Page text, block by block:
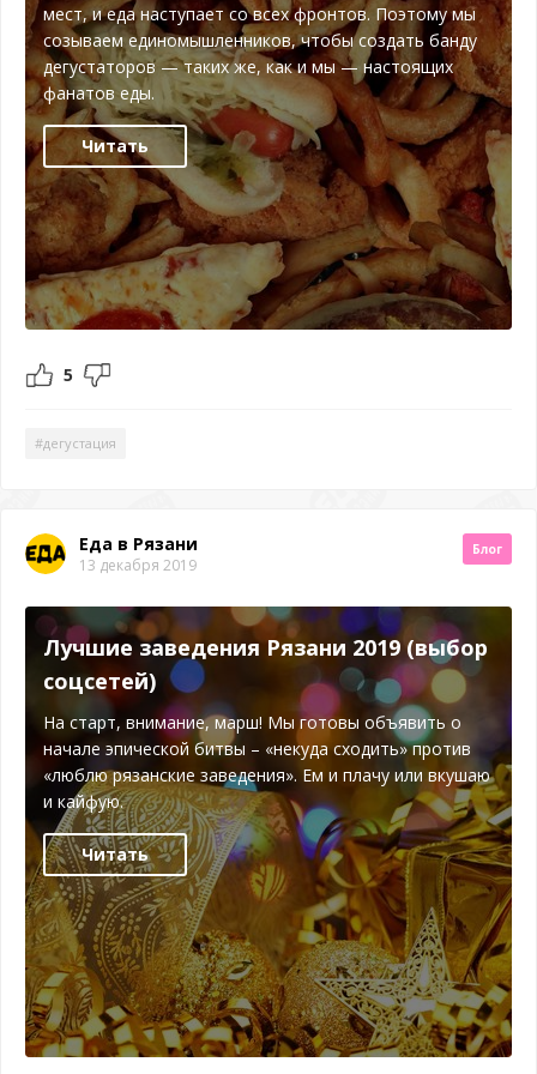
мест, и еда наступает со всех фронтов. Поэтому мы
созываем единомышленников, чтобы создать банду
дегустаторов — таких же, как и мы — настоящих
фанатов еды.
Читать
5
#дегустация
Еда в Рязани
13 декабря 2019
Блог
Лучшие заведения Рязани 2019 (выбор
соцсетей)
На старт, внимание, марш! Мы готовы объявить о
начале эпической битвы – «некуда сходить» против
«люблю рязанские заведения». Ем и плачу или вкушаю
и кайфую.
Читать